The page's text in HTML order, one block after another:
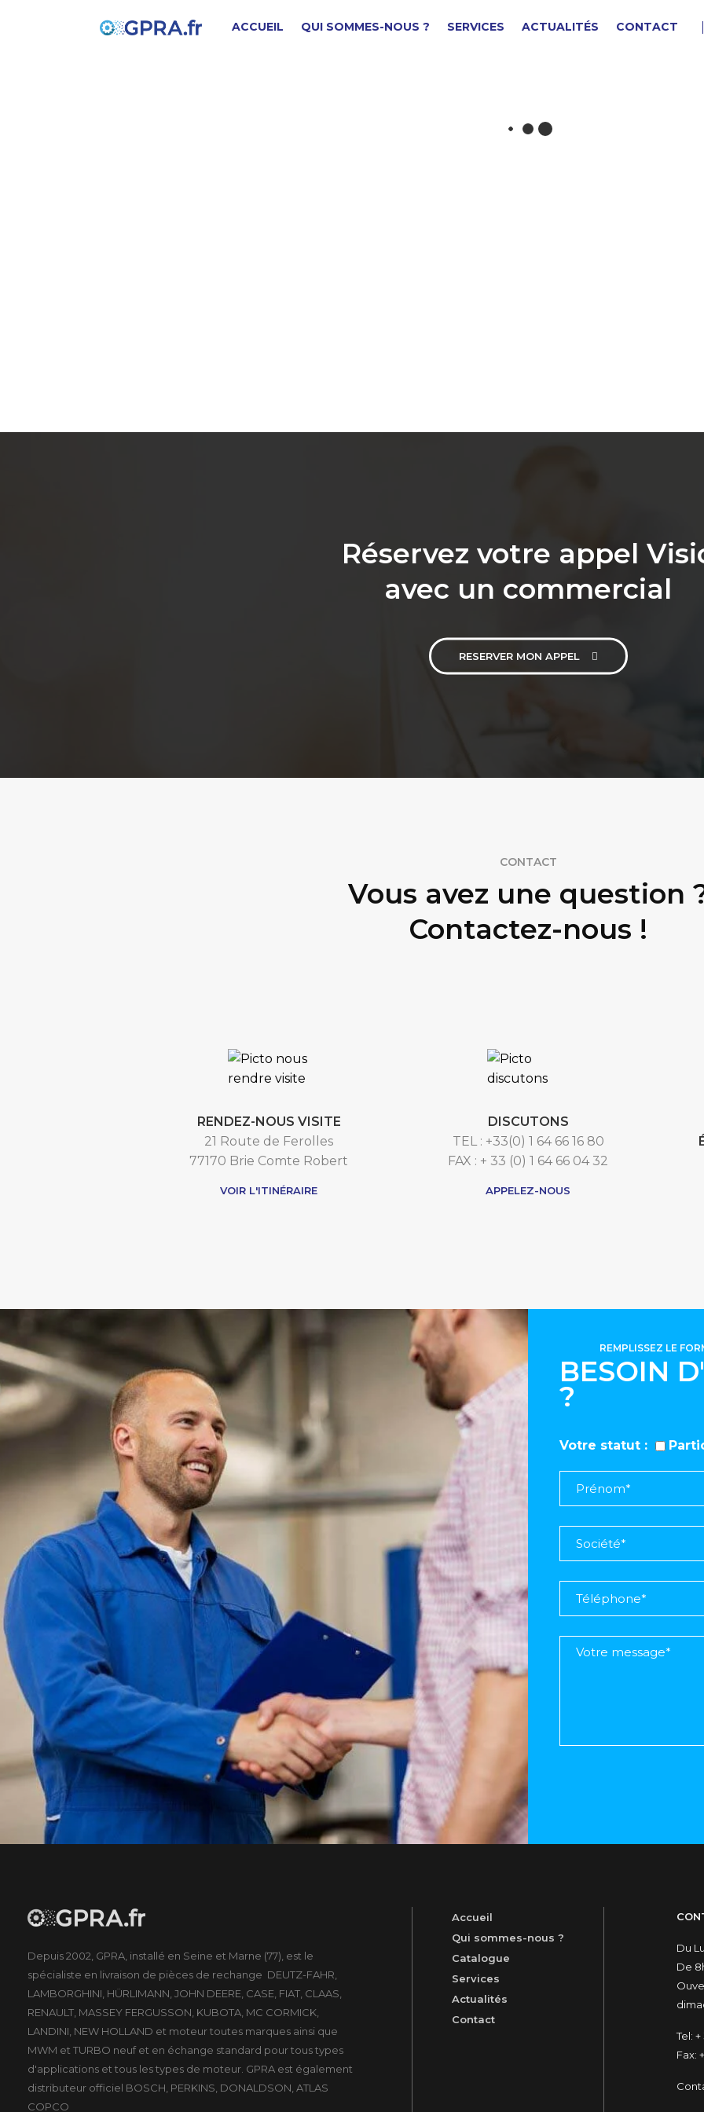
ACCUEIL QUI SOMMES-NOUS ? SERVICES ACTUALITÉS CONTACT
Réservez votre appel
avec un commercial
RESERVER MON APPEL
CONTACT
Vous avez une question
Contactez-nous !
RENDEZ-NOUS VISITE
21 Route de Ferolles
77170 Brie Comte Robert
VOIR L'ITINÉRAIRE
DISCUTONS
TEL : +33(0) 1 64 66 16 80
FAX : + 33 (0) 1 64 66 04 32
APPELEZ-NOUS
BESOIN
?
REMPLISSEZ LE
Votre statut
Depuis 2002, GPRA, installé en Seine et Marne (77), est le
spécialiste en livraison de pièces de rechange DEUTZ-FAHR,
LAMBORGHINI, HÜRLIMANN, JOHN DEERE, CASE, FIAT, CLAAS,
RENAULT, MASSEY FERGUSSON, KUBOTA, MC CORMICK,
LANDINI, NEW HOLLAND et moteur toutes marques ainsi que
MWM et TURBO neuf et en échange standard pour tous types
d'applications et tous les types de moteur. GPRA est également
distributeur officiel BOSCH, PERKINS, DONALDSON, ATLAS
COPCO
Accueil
Qui sommes-nous ?
Catalogue
Services
Actualités
Contact
Du
De
Tel: +
Fax: